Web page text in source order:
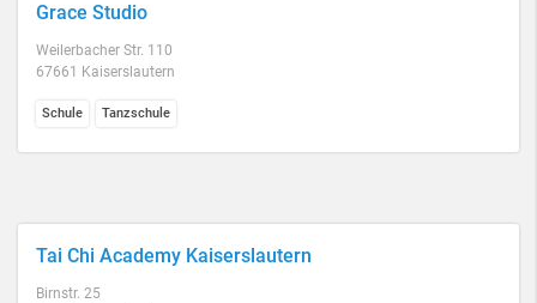
Grace Studio
Weilerbacher Str. 110
67661 Kaiserslautern
Schule Tanzschule
Tai Chi Academy Kaiserslautern
Birnstr. 25